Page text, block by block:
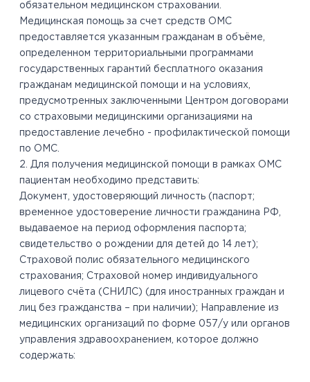
обязательном медицинском страховании.
Медицинская помощь за счет средств ОМС
предоставляется указанным гражданам в объёме,
определенном территориальными программами
государственных гарантий бесплатного оказания
гражданам медицинской помощи и на условиях,
предусмотренных заключенными Центром договорами
со страховыми медицинскими организациями на
предоставление лечебно - профилактической помощи
по ОМС.
2. Для получения медицинской помощи в рамках ОМС
пациентам необходимо представить:
Документ, удостоверяющий личность (паспорт;
временное удостоверение личности гражданина РФ,
выдаваемое на период оформления паспорта;
свидетельство о рождении для детей до 14 лет);
Страховой полис обязательного медицинского
страхования; Страховой номер индивидуального
лицевого счёта (СНИЛС) (для иностранных граждан и
лиц без гражданства – при наличии); Направление из
медицинских организаций по форме 057/у или органов
управления здравоохранением, которое должно
содержать: